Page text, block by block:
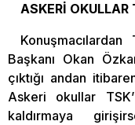
ASKERİ OKULLAR
Başkanı Okan
çıktığı andan
Askeri okullar
kaldırmaya